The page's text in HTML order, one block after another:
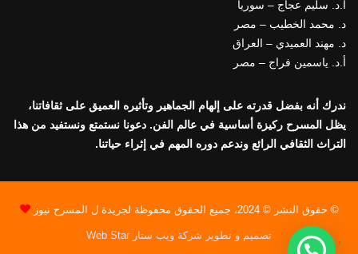
أ.د. سليم عجاج – سوريا
د. محمد الخطيب – مصر
د. مهند العميدي – العراق
أ.د. ياسمين فراج – مصر
ندرك أنه بفضل قدرته على إلهام الجماهير وتأثيره العميق على ثقافاتنا،
يظل المسرح ركيزة أساسية في عالم الفن. دعونا نستمتع ونستفيد من هذا
التراث الثقافي الرائع وندعم دوره المهم في إثراء حياتنا.
© حقوق النشر © 2024، جميع الحقوق محفوظة لجريدة ل المسرح نيوز
تصميم و تطوير شركة ويب ستار Web Star